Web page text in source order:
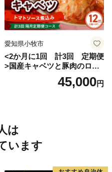
愛知県小牧市
<2か月に1回 計3回 定期便
>国産キャベツと豚肉のロー
ルキャベツ（6P入り）
45,000円
は
います